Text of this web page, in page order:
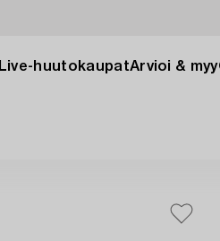
Live-huutokaupatArvioi & myy